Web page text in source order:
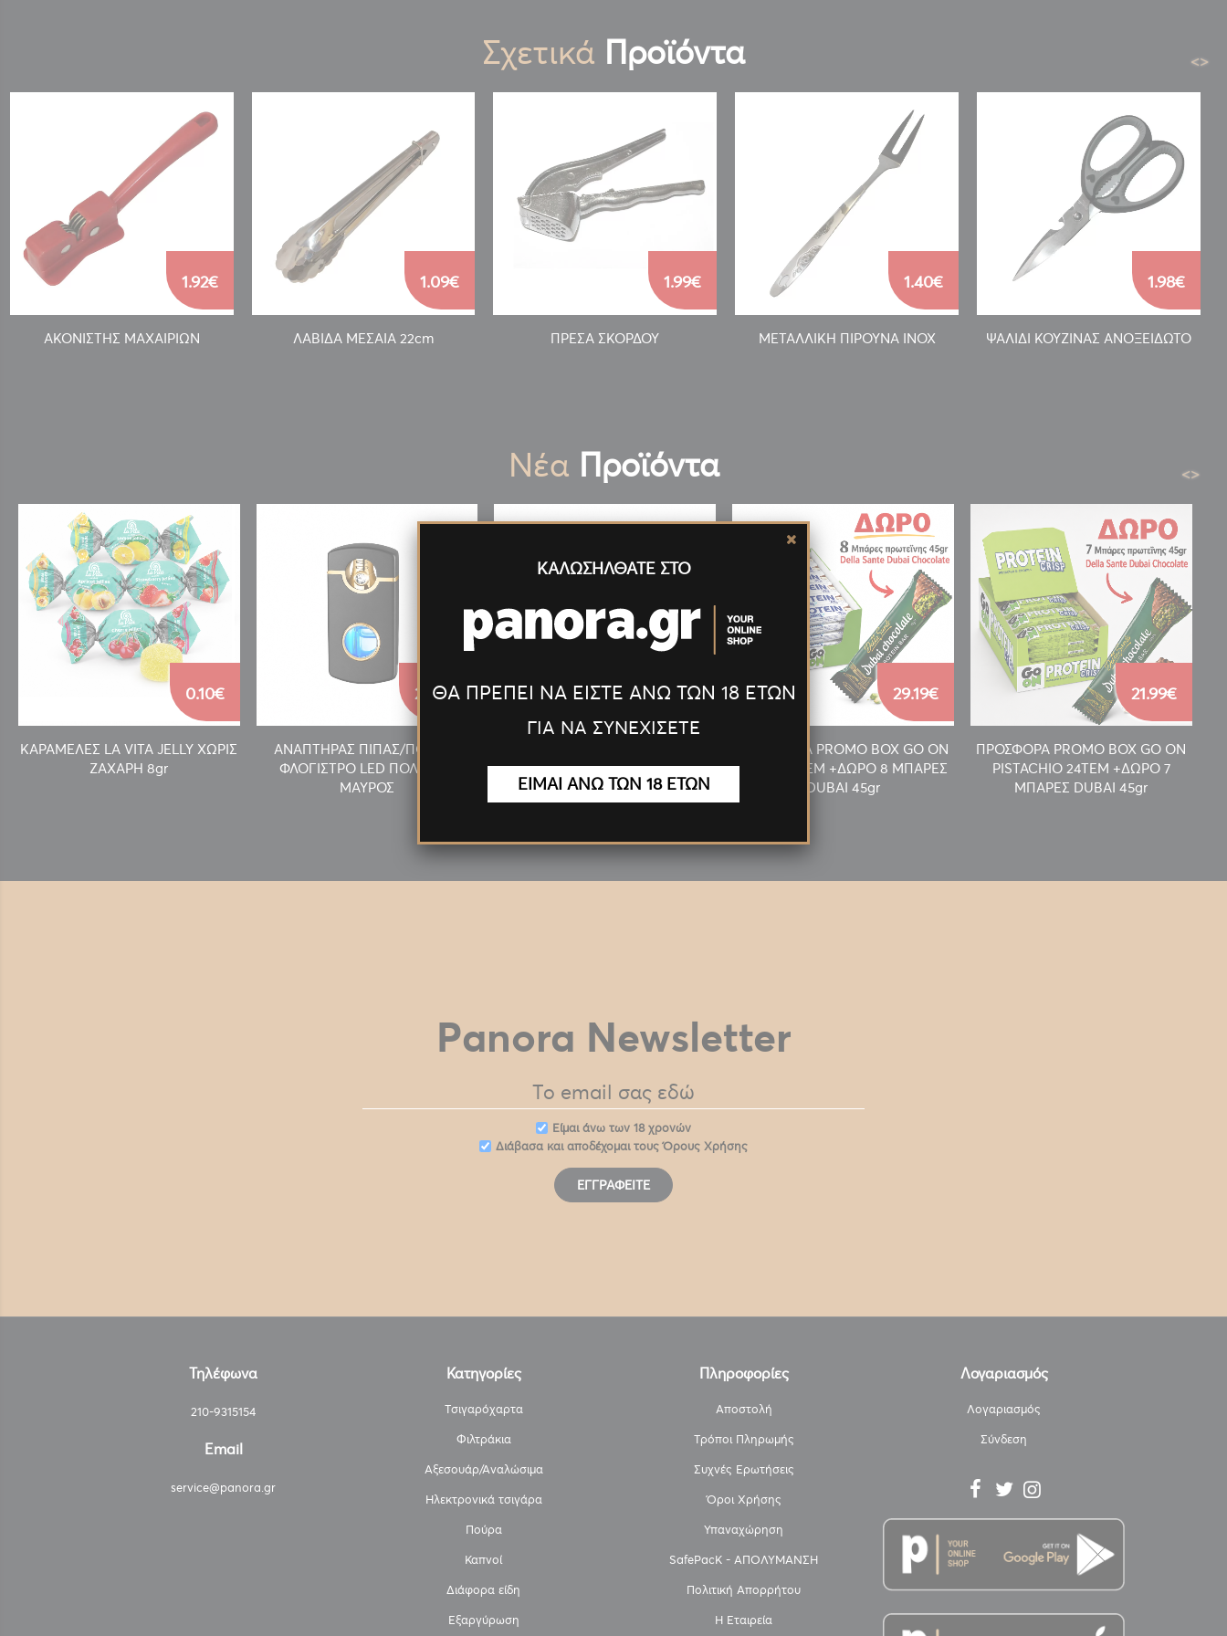
Σχετικά Προϊόντα
ΑΚΟΝΙΣΤΗΣ ΜΑΧΑΙΡΙΩΝ
1.92€
ΛΑΒΙΔΑ ΜΕΣΑΙΑ 22cm
1.09€
ΠΡΕΣΑ ΣΚΟΡΔΟΥ
1.99€
ΜΕΤΑΛΛΙΚΗ ΠΙΡΟΥΝΑ INOX
1.40€
ΨΑΛΙΔΙ ΚΟΥΖΙΝΑΣ ΑΝΟΞΕΙΔΩΤΟ
1.98€
<>
Νέα Προϊόντα
ΚΑΡΑΜΕΛΕΣ LA VITA JELLY ΧΩΡΙΣ
ΖΑΧΑΡΗ 8gr
0.10€
ΑΝΑΠΤΗΡΑΣ ΠΙΠΑΣ/ΠΟΥΡΟΥ
ΦΛΟΓΙΣΤΡΟ LED ΠΟΛΥΤΕΛ.
ΜΑΥΡΟΣ
27.55€
ΦΛΟΓΙΣΤΡΟ LED ΠΟΛΥΤΕΛ.
ΧΡΥΣΟΣ
27.55€
ΠΡΟΣΦΟΡΑ PROMO BOX GO ON
MILKY 24TEM +ΔΩΡΟ 8 ΜΠΑΡΕΣ
DUBAI 45gr
29.19€
ΠΡΟΣΦΟΡΑ PROMO BOX GO ON
PISTACHIO 24TEM +ΔΩΡΟ 7
ΜΠΑΡΕΣ DUBAI 45gr
21.99€
<>
Panora Newsletter
Eίμαι άνω των 18 χρονών
Διάβασα και αποδέχομαι τουςΌρους Χρήσης
ΕΓΓΡΑΦΕΊΤΕ
Τηλέφωνα
210-9315154
Email
service@panora.gr
Κατηγορίες
Τσιγαρόχαρτα
Φιλτράκια
Αξεσουάρ/Αναλώσιμα
Ηλεκτρονικά τσιγάρα
Πούρα
Καπνοί
Διάφορα είδη
Εξαργύρωση
Πληροφορίες
Αποστολή
Τρόποι Πληρωμής
Συχνές Ερωτήσεις
Όροι Χρήσης
Υπαναχώρηση
SafePacK - ΑΠΟΛΥΜΑΝΣΗ
Πολιτική Απορρήτου
Η Εταιρεία
Λογαριασμός
Λογαριασμός
Σύνδεση
ΚΑΛΩΣΗΛΘΑΤΕ ΣΤΟ
ΘΑ ΠΡΕΠΕΙ ΝΑ ΕΙΣΤΕ ΑΝΩ ΤΩΝ 18 ΕΤΩΝ
ΓΙΑ ΝΑ ΣΥΝΕΧΙΣΕΤΕ
ΕΙΜΑΙ ΑΝΩ ΤΩΝ 18 ΕΤΩΝ